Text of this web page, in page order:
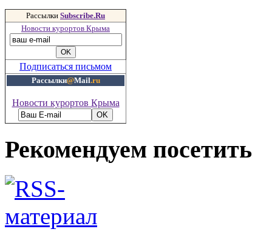
Рассылки Subscribe.Ru
Новости курортов Крыма
Подписаться письмом
Рассылки@Mail.ru
Новости курортов Крыма
Рекомендуем посетить